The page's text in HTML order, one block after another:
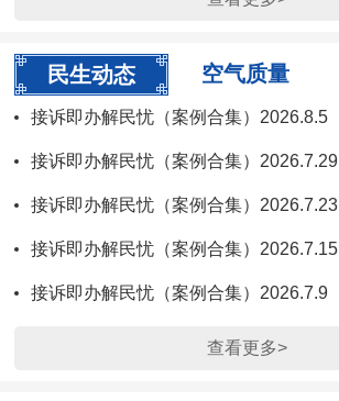
民生动态 空气质量
接诉即办解民忧（案例合集）2026.8.5
接诉即办解民忧（案例合集）2026.7.29
接诉即办解民忧（案例合集）2026.7.23
接诉即办解民忧（案例合集）2026.7.15
接诉即办解民忧（案例合集）2026.7.9
查看更多>